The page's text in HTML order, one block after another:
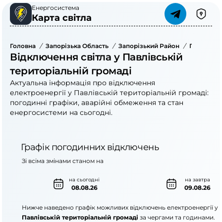
Енергосистема
Карта світла
Головна / Запорізька Область / Запорізький Район /
Відключення світла у Павлівській
територіальній громаді
Актуальна інформація про відключення
електроенергії у Павлівській територіальній громаді:
погодинні графіки, аварійні обмеження та стан
енергосистеми на сьогодні.
Графік погодинних відключень
на сьогодні
08.08.26
на завтра
09.08.26
Зі всіма змінами станом на
Нижче наведено графік можливих відключень електроенергії у
Павлівській територіальній громаді за чергами та годинами.